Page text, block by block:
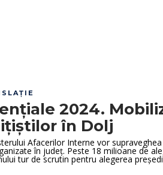
2024.
în Dolj
Afacerilor Interne vor
în județ. Peste 18 milioane de
tur de scrutin pentru alegerea